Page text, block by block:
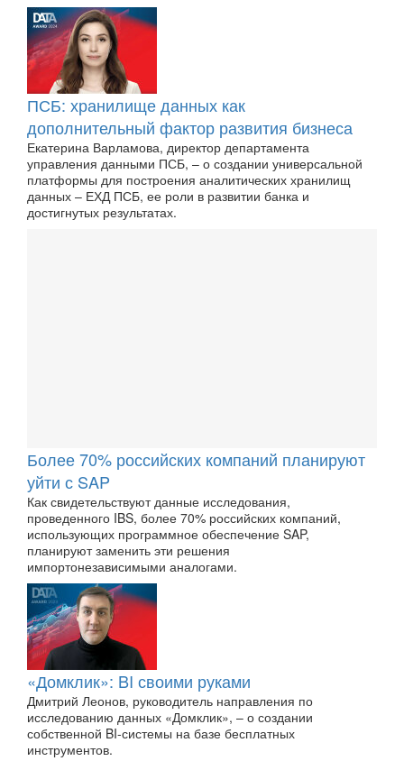
ПСБ: хранилище данных как
дополнительный фактор развития бизнеса
Екатерина Варламова, директор департамента
управления данными ПСБ, – о создании универсальной
платформы для построения аналитических хранилищ
данных – ЕХД ПСБ, ее роли в развитии банка и
достигнутых результатах.
Более 70% российских компаний планируют
уйти с SAP
Как свидетельствуют данные исследования,
проведенного IBS, более 70% российских компаний,
использующих программное обеспечение SAP,
планируют заменить эти решения
импортонезависимыми аналогами.
«Домклик»: BI своими руками
Дмитрий Леонов, руководитель направления по
исследованию данных «Домклик», – о создании
собственной BI-системы на базе бесплатных
инструментов.